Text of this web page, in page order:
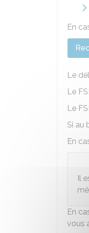
En
Le
Le
Le
Si au
En
Il
En
vous